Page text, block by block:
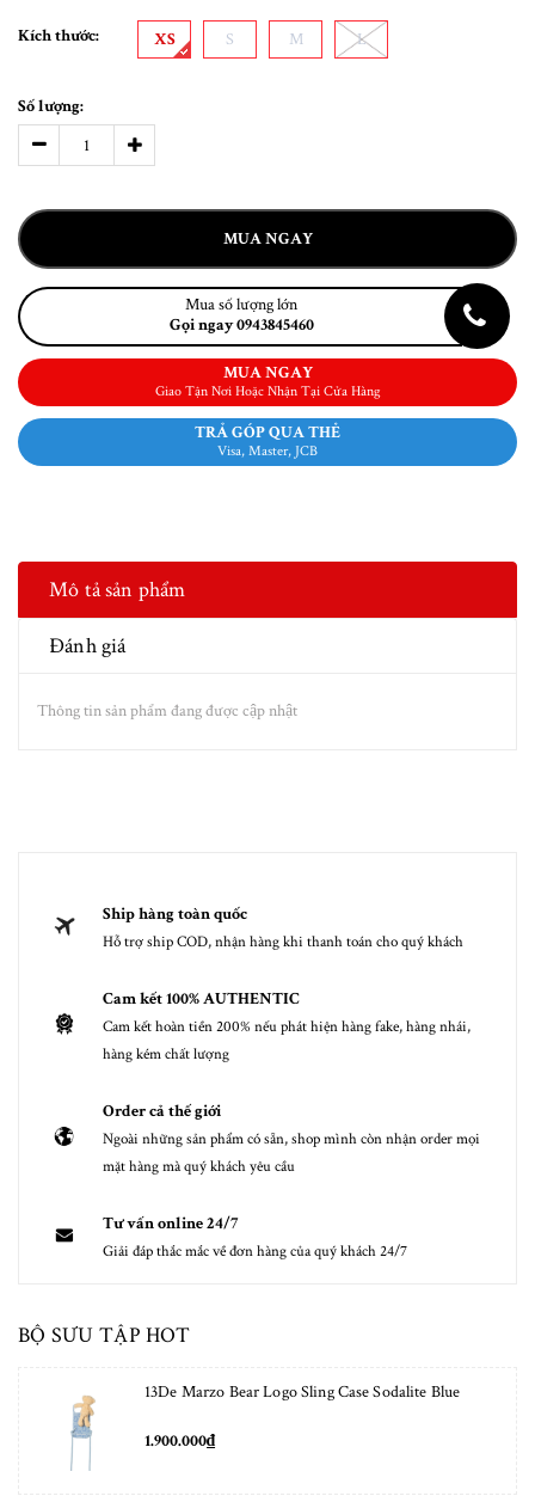
Kích thước: XS S M L
Số lượng:
MUA NGAY
Mua số lượng lớn
Gọi ngay 0943845460
MUA NGAY
Giao Tận Nơi Hoặc Nhận Tại Cửa Hàng
TRẢ GÓP QUA THẺ
Visa, Master, JCB
Mô tả sản phẩm
Đánh giá
Thông tin sản phẩm đang được cập nhật
Ship hàng toàn quốc
Hỗ trợ ship COD, nhận hàng khi thanh toán cho quý khách
Cam kết 100% AUTHENTIC
Cam kết hoàn tiền 200% nếu phát hiện hàng fake, hàng nhái,
hàng kém chất lượng
Order cả thế giới
Ngoài những sản phẩm có sẵn, shop mình còn nhận order mọi
mặt hàng mà quý khách yêu cầu
Tư vấn online 24/7
Giải đáp thắc mắc về đơn hàng của quý khách 24/7
BỘ SƯU TẬP HOT
13De Marzo Bear Logo Sling Case Sodalite Blue
1.900.000₫